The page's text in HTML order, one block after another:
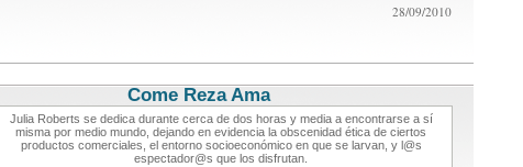
28/09/2010
Come Reza Ama
Julia Roberts se dedica durante cerca de dos horas y media a encontrarse a sí
misma por medio mundo, dejando en evidencia la obscenidad ética de ciertos
productos comerciales, el entorno socioeconómico en que se larvan, y l@s
espectador@s que los disfrutan.